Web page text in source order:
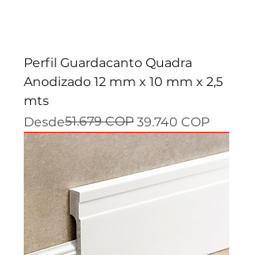
Perfil Guardacanto Quadra
Anodizado 12 mm x 10 mm x 2,5
mts
Desde
Precio51.679 COP 39.740 COP
Precio de oferta